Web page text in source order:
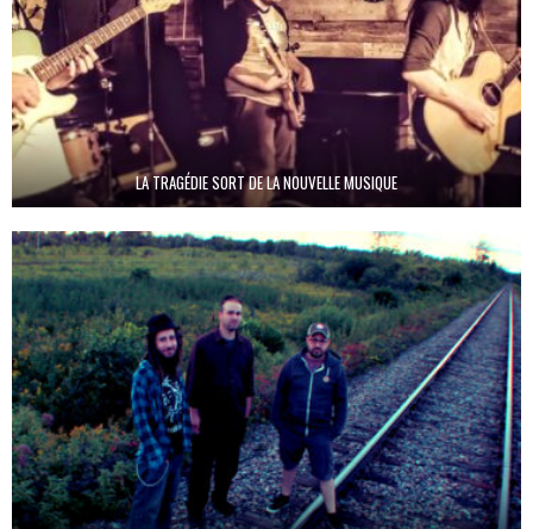
LA TRAGÉDIE SORT DE LA NOUVELLE MUSIQUE